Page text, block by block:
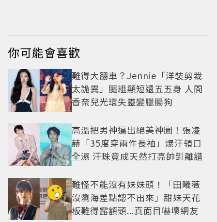
你可能會喜歡
難得大翻車？Jennie「洋裝剪裁
太詭異」腿粗顯短還五五身 人間
香奈兒光環失靈變臘腸狗
高溫把男神逼出絕美神圖！張凌
赫「35度穿兩件長袖」爆汗領口
全濕 汗珠竟成天然打亮帥到離譜
難怪不能沒有妹妹頭！「田曦薇
沒瀏海差點認不出來」甜妹天花
板難得露額頭...真面目嚇壞網友